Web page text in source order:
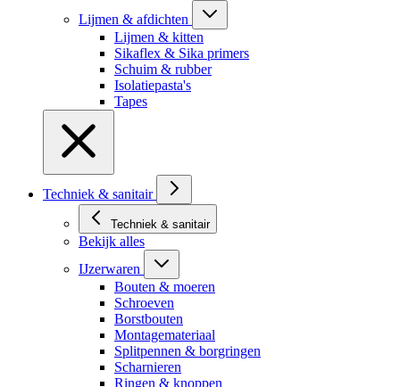
Lijmen & afdichten
Lijmen & kitten
Sikaflex & Sika primers
Schuim & rubber
Isolatiepasta's
Tapes
Techniek & sanitair
Techniek & sanitair
Bekijk alles
IJzerwaren
Bouten & moeren
Schroeven
Borstbouten
Montagemateriaal
Splitpennen & borgringen
Scharnieren
Ringen & knoppen